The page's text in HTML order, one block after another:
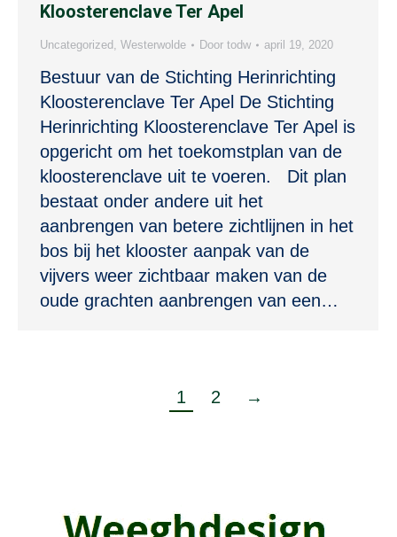
Kloosterenclave Ter Apel
Uncategorized , Westerwolde Door todw april 19, 2020
Bestuur van de Stichting Herinrichting
Kloosterenclave Ter Apel De Stichting
Herinrichting Kloosterenclave Ter Apel is
opgericht om het toekomstplan van de
kloosterenclave uit te voeren. Dit plan
bestaat onder andere uit het
aanbrengen van betere zichtlijnen in het
bos bij het klooster aanpak van de
vijvers weer zichtbaar maken van de
oude grachten aanbrengen van een…
1 2 →